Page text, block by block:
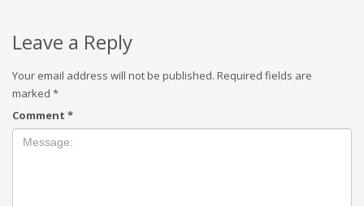
Leave a Reply
Your email address will not be published. Required fields are
marked *
Comment *